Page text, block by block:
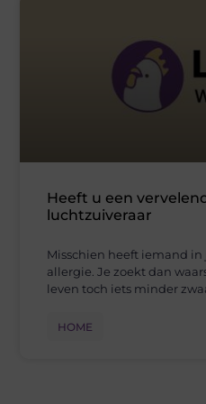
Heeft u een
luchtzuiveraar
Misschien heeft iemand
allergie. Je zoekt dan
leven toch iets minder
HOME